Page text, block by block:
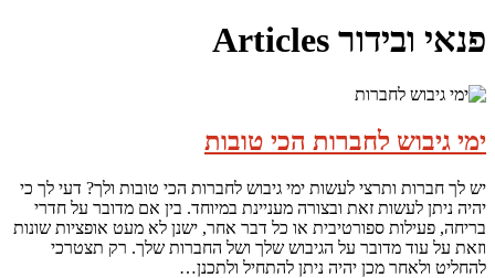
פנאי ובידור Articles
ימי גיבוש לחברות הכי טובות
יש לך חברות ותרצי לעשות ימי גיבוש לחברות הכי טובות ולך? דעי לך כי
יהיה ניתן לעשות זאת ובצורה מעניינת במיוחד. בין אם מדובר על חדרי
בריחה, פעילות ספורטיבית או כל דבר אחר, ישנן לא מעט אופציות שונות
וזאת על עוד מדובר על הגיבוש שלך ושל החברות שלך. רק תצטרכי
להחליט ולאחר מכן יהיה ניתן להתחיל ולתכנן…